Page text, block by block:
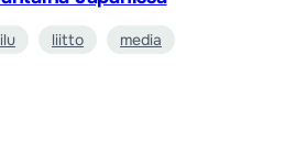
liitto
media